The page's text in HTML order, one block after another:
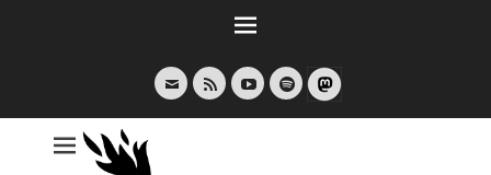
E-
Mail
Feed YouTubeSpotify